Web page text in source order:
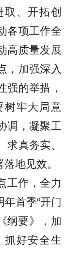
、开拓创
各项工作全
高质量发展
，加强深入
强的举措，
树牢大局意
调，凝聚工
真务实、
地见效。
工作，全力
首季“开门
纲要》，加
抓好安全生